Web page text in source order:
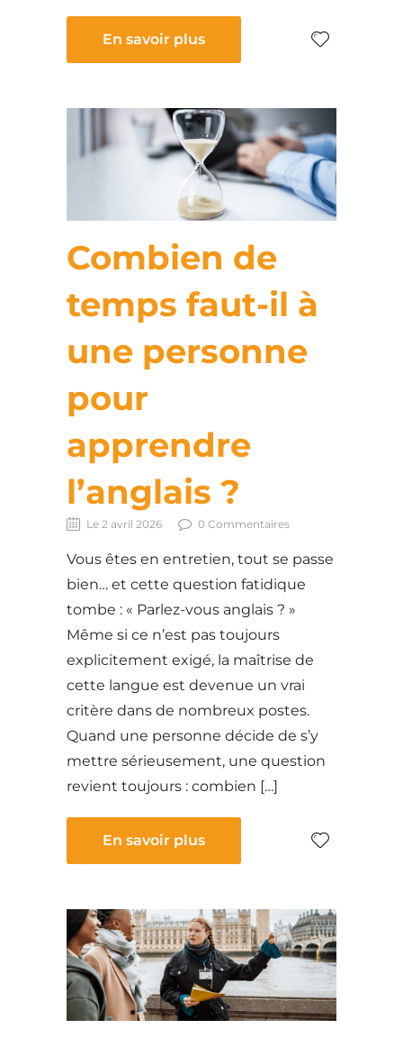
En savoir plus
Combien de
temps faut-il à
une personne
pour
apprendre
l’anglais ?
Le 2 avril 2026 0 Commentaires
Vous êtes en entretien, tout se passe
bien… et cette question fatidique
tombe : « Parlez-vous anglais ? »
Même si ce n’est pas toujours
explicitement exigé, la maîtrise de
cette langue est devenue un vrai
critère dans de nombreux postes.
Quand une personne décide de s’y
mettre sérieusement, une question
revient toujours : combien […]
En savoir plus